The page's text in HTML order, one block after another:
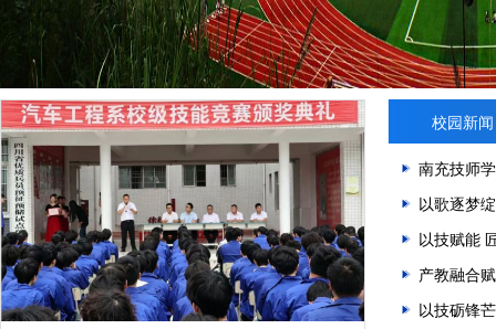
校园新闻
南充技师
以技赋能
产教融合